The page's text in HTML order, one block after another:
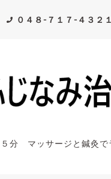
０４８-７１７-４３２１
分 マッサージと鍼灸で